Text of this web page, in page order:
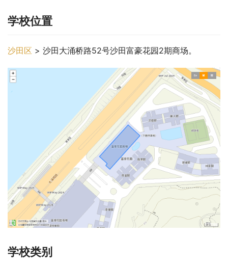
学校位置
沙田区 > 沙田大涌桥路52号沙田富豪花园2期商场。
学校类别